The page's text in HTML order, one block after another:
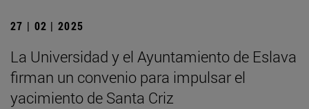
27 | 02 | 2025
La Universidad y el Ayuntamiento de Eslava
firman un convenio para impulsar el
yacimiento de Santa Criz